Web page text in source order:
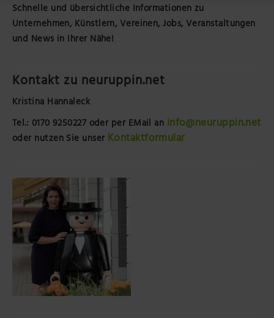
Schnelle und übersichtliche Informationen zu
Unternehmen, Künstlern, Vereinen, Jobs, Veranstaltungen
und News in Ihrer Nähe!
Kontakt zu neuruppin.net
Kristina Hannaleck
Tel.: 0170 9250227 oder per EMail an info@neuruppin.net
oder nutzen Sie unser Kontaktformular